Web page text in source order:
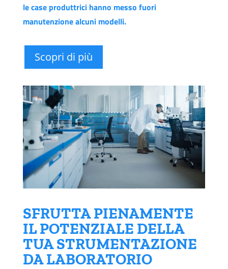
le case produttrici hanno messo fuori
manutenzione alcuni modelli.
Scopri di più
SFRUTTA PIENAMENTE
IL POTENZIALE DELLA
TUA STRUMENTAZIONE
DA LABORATORIO